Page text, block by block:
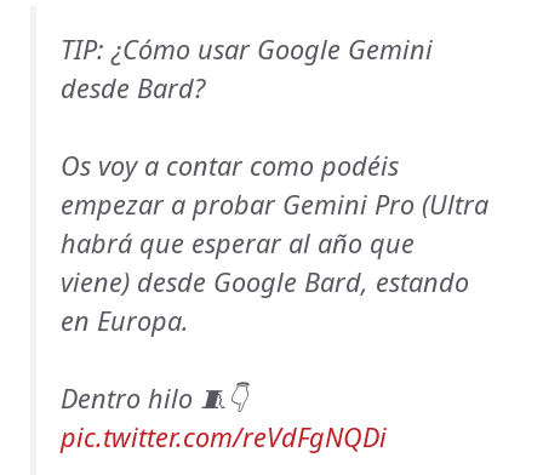
TIP: ¿Cómo usar Google Gemini
desde Bard?
Os voy a contar como podéis
empezar a probar Gemini Pro (Ultra
habrá que esperar al año que
viene) desde Google Bard, estando
en Europa.
Dentro hilo 🧵👇
pic.twitter.com/reVdFgNQDi